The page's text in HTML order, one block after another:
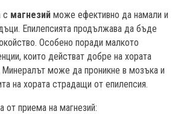
с магнезийможе ефективно да намали и
Епилепсията продължава да бъде
Особено поради малкото
които действат добре на хората
може да проникне в мозъка и
на хората страдащи от епилепсия.
приема на магнезий: